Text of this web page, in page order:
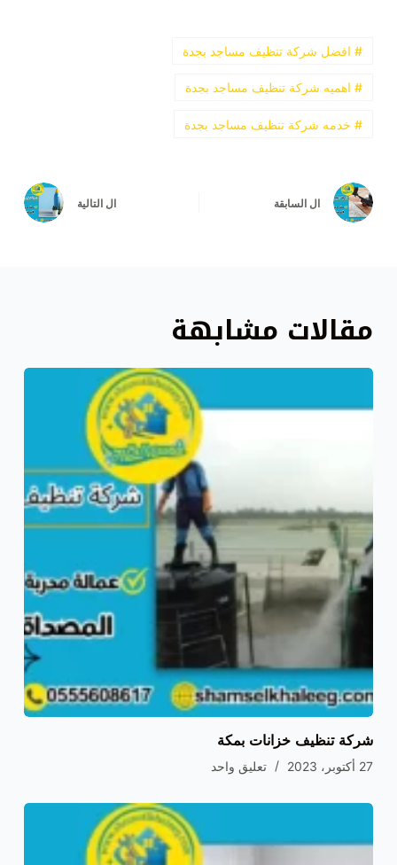
# افضل شركة تنظيف مساجد بجدة
# اهميه شركة تنظيف مساجد بجدة
# خدمه شركة تنظيف مساجد بجدة
ال السابقة ال التالية
مقالات مشابهة
شركة تنظيف خزانات بمكة
27 أكتوبر، 2023 تعليق واحد